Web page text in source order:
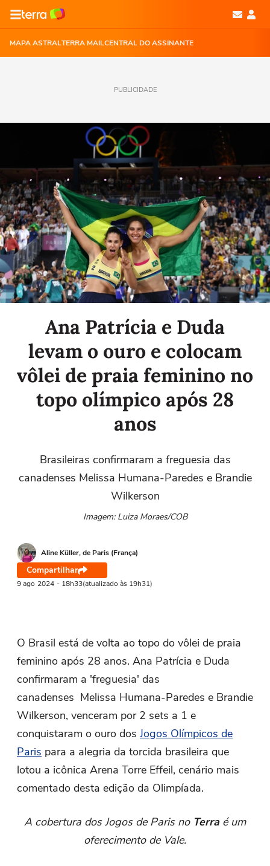
MAPA ASTRALTERRA MAILCENTRAL DO ASSINANTE
PUBLICIDADE
Ana Patrícia e Duda
levam o ouro e colocam
vôlei de praia feminino no
topo olímpico após 28
anos
Brasileiras confirmaram a freguesia das
canadenses Melissa Humana-Paredes e Brandie
Wilkerson
Imagem: Luiza Moraes/COB
Aline Küller, de Paris (França)
Compartilhar
9 ago 2024 - 18h33(atualizado às 19h31)
O Brasil está de volta ao topo do vôlei de praia
feminino após 28 anos. Ana Patrícia e Duda
confirmaram a 'freguesia' das
canadenses Melissa Humana-Paredes e Brandie
Wilkerson, venceram por 2 sets a 1 e
conquistaram o ouro dos Jogos Olímpicos de
Paris para a alegria da torcida brasileira que
lotou a icônica Arena Torre Effeil, cenário mais
comentado desta edição da Olimpíada.
A cobertura dos Jogos de Paris no Terraé um
oferecimento de Vale.